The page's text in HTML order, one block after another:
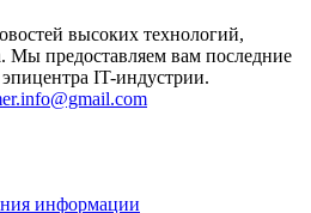
высоких технологий,
Мы предоставляем вам последние
IT-индустрии.
информации